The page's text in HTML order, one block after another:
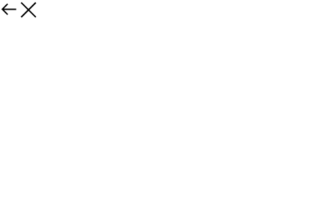
Товары